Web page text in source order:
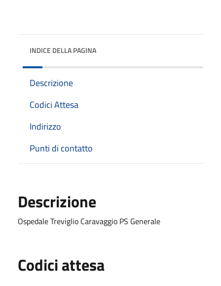
INDICE DELLA PAGINA
Descrizione
Codici Attesa
Indirizzo
Punti di contatto
Descrizione
Ospedale Treviglio Caravaggio PS Generale
Codici attesa